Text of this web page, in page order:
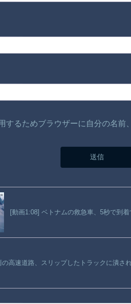
するためブラウザーに自分の名
[動画1:08] ベトナムの救急車、5秒で到着
の高速道路、スリップしたトラックに潰さ